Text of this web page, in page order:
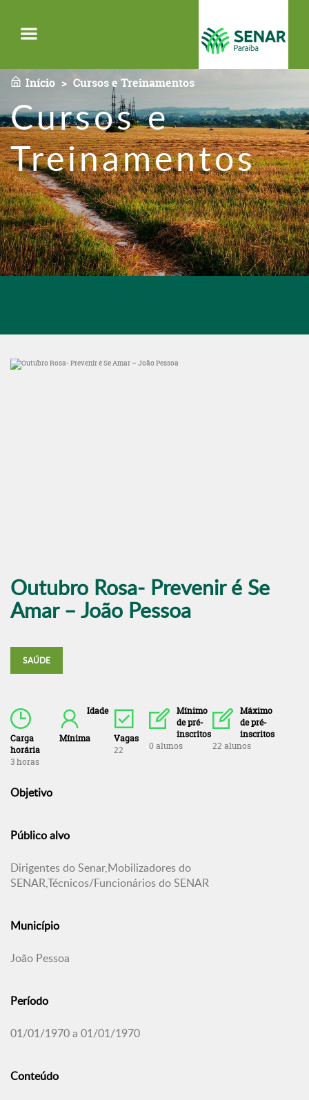
Início Cursos e Treinamentos
Cursos e
Treinamentos
Outubro Rosa- Prevenir é Se
Amar – João Pessoa
SAÚDE
Carga
horária
3 horas
Idade
Mínima
Vagas
22
Mínimo
de pré-
inscritos
0 alunos
Máximo
de pré-
inscritos
22 alunos
Objetivo
Público alvo
Dirigentes do Senar,Mobilizadores do
SENAR,Técnicos/Funcionários do SENAR
Município
João Pessoa
Período
01/01/1970 a 01/01/1970
Conteúdo